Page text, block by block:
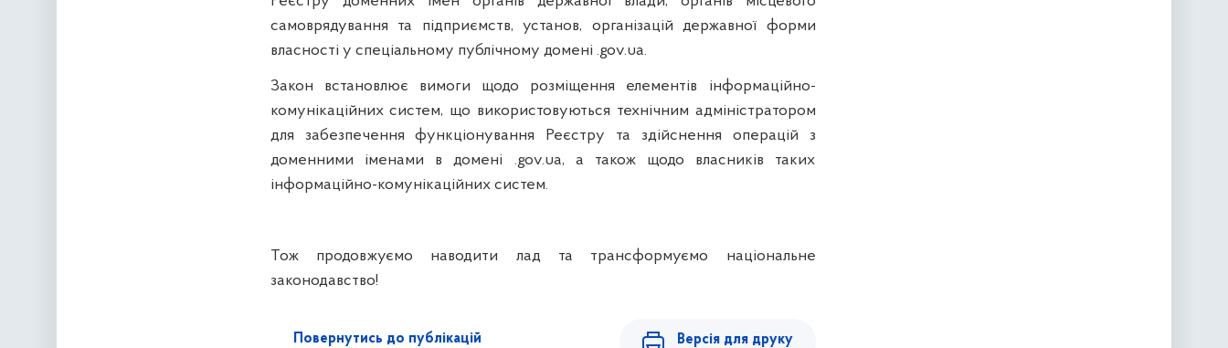
самоврядування та підприємств, установ, організацій державної форми
власності у спеціальному публічному домені .gov.ua.
Закон встановлює вимоги щодо розміщення елементів інформаційно-
комунікаційних систем, що використовуються технічним адміністратором
для забезпечення функціонування Реєстру та здійснення операцій з
доменними іменами в домені .gov.ua, а також щодо власників таких
інформаційно-комунікаційних систем.
Тож продовжуємо наводити лад та трансформуємо національне
законодавство!
Повернутись до публікацій Версія для друку